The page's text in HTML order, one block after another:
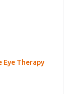
Eye Therapy